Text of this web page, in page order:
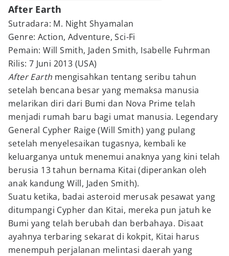
After Earth
Sutradara: M. Night Shyamalan
Genre: Action, Adventure, Sci-Fi
Pemain: Will Smith, Jaden Smith, Isabelle Fuhrman
Rilis: 7 Juni 2013 (USA)
After Earth mengisahkan tentang seribu tahun
setelah bencana besar yang memaksa manusia
melarikan diri dari Bumi dan Nova Prime telah
menjadi rumah baru bagi umat manusia. Legendary
General Cypher Raige (Will Smith) yang pulang
setelah menyelesaikan tugasnya, kembali ke
keluarganya untuk menemui anaknya yang kini telah
berusia 13 tahun bernama Kitai (diperankan oleh
anak kandung Will, Jaden Smith).
Suatu ketika, badai asteroid merusak pesawat yang
ditumpangi Cypher dan Kitai, mereka pun jatuh ke
Bumi yang telah berubah dan berbahaya. Disaat
ayahnya terbaring sekarat di kokpit, Kitai harus
menempuh perjalanan melintasi daerah yang